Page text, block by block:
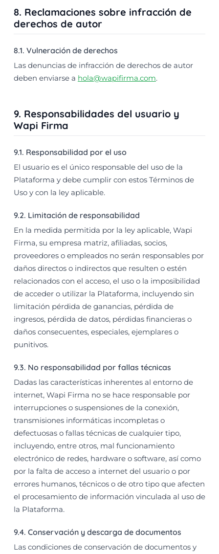
8. Reclamaciones sobre infracción de
derechos de autor
8.1. Vulneración de derechos
Las denuncias de infracción de derechos de autor
deben enviarse a hola@wapifirma.com.
9. Responsabilidades del usuario y
Wapi Firma
9.1. Responsabilidad por el uso
El usuario es el único responsable del uso de la
Plataforma y debe cumplir con estos Términos de
Uso y con la ley aplicable.
9.2. Limitación de responsabilidad
En la medida permitida por la ley aplicable, Wapi
Firma, su empresa matriz, afiliadas, socios,
proveedores o empleados no serán responsables por
daños directos o indirectos que resulten o estén
relacionados con el acceso, el uso o la imposibilidad
de acceder o utilizar la Plataforma, incluyendo sin
limitación pérdida de ganancias, pérdida de
ingresos, pérdida de datos, pérdidas financieras o
daños consecuentes, especiales, ejemplares o
punitivos.
9.3. No responsabilidad por fallas técnicas
Dadas las características inherentes al entorno de
internet, Wapi Firma no se hace responsable por
interrupciones o suspensiones de la conexión,
transmisiones informáticas incompletas o
defectuosas o fallas técnicas de cualquier tipo,
incluyendo, entre otros, mal funcionamiento
electrónico de redes, hardware o software, así como
por la falta de acceso a internet del usuario o por
errores humanos, técnicos o de otro tipo que afecten
el procesamiento de información vinculada al uso de
la Plataforma.
9.4. Conservación y descarga de documentos
Las condiciones de conservación de documentos y